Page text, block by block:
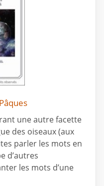
une autre facette
des oiseaux (aux
parler les mots en
d’autres
les mots d’une